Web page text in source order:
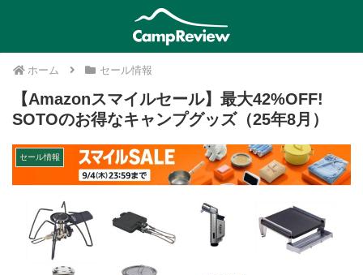
ホーム セール情報
【Amazonスマイルセール】最大42%OFF!
SOTOのお得なキャンプグッズ（25年8月）
セール情報